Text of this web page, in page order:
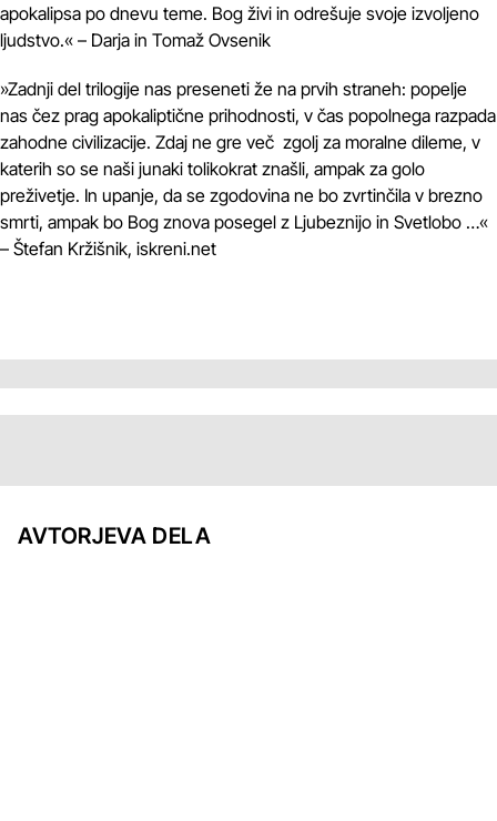
apokalipsa po dnevu teme. Bog živi in odrešuje svoje izvoljeno
ljudstvo.« – Darja in Tomaž Ovsenik
»Zadnji del trilogije nas preseneti že na prvih straneh: popelje
nas čez prag apokaliptične prihodnosti, v čas popolnega razpada
zahodne civilizacije. Zdaj ne gre več zgolj za moralne dileme, v
katerih so se naši junaki tolikokrat znašli, ampak za golo
preživetje. In upanje, da se zgodovina ne bo zvrtinčila v brezno
smrti, ampak bo Bog znova posegel z Ljubeznijo in Svetlobo …«
– Štefan Kržišnik, iskreni.net
AVTORJEVA DELA